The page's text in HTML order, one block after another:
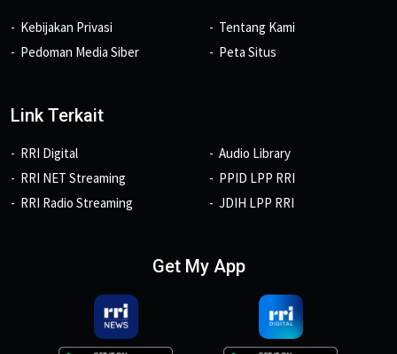
Kebijakan Privasi
Pedoman Media Siber
Tentang Kami
Peta Situs
Link Terkait
RRI Digital
RRI NET Streaming
RRI Radio Streaming
Audio Library
PPID LPP RRI
JDIH LPP RRI
Get My App